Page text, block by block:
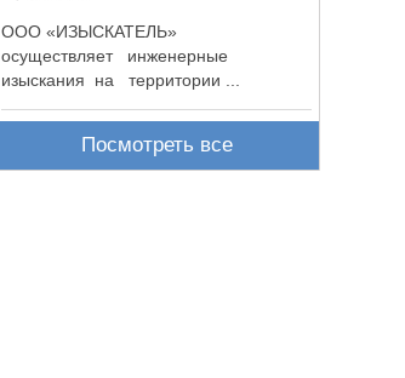
ООО «ИЗЫСКАТЕЛЬ»
осуществляет инженерные
изыскания на территории ...
Посмотреть все